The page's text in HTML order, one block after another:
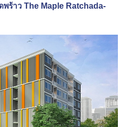
พร้าว The Maple Ratchada-